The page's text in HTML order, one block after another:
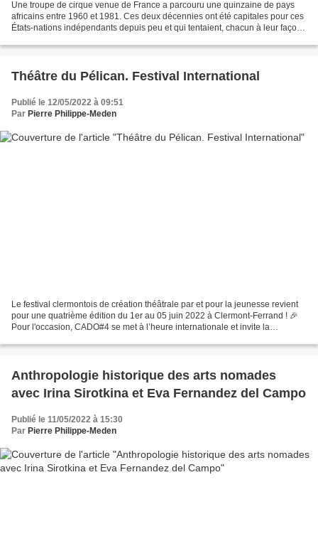
Une troupe de cirque venue de France a parcouru une quinzaine de pays
africains entre 1960 et 1981. Ces deux décennies ont été capitales pour ces
États-nations indépendants depuis peu et qui tentaient, chacun à leur façon,
Théâtre du Pélican. Festival International
Publié le 12/05/2022 à 09:51
Par Pierre Philippe-Meden
Le festival clermontois de création théâtrale par et pour la jeunesse revient
pour une quatrième édition du 1er au 05 juin 2022 à Clermont-Ferrand ! 🎉
Pour l'occasion, CADO#4 se met à l’heure internationale et invite la
Anthropologie historique des arts nomades
avec Irina Sirotkina et Eva Fernandez del Campo
Publié le 11/05/2022 à 15:30
Par Pierre Philippe-Meden